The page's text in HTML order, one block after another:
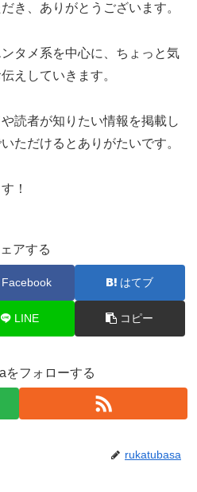
き、ありがとうございます。
タメ系を中心に、ちょっと気
えしていきます。
読者が知りたい情報を掲載し
ただけるとありがたいです。
！
アする
Facebook はてブ
LINE コピー
をフォローする
rukatubasa